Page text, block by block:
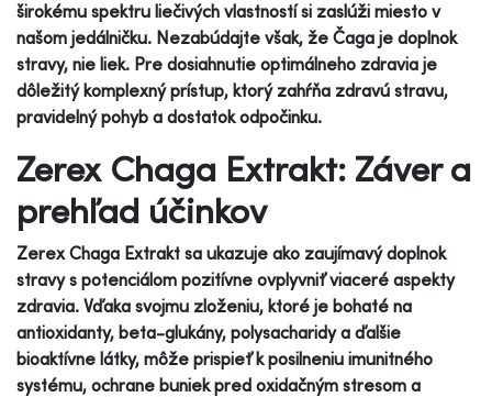
širokému spektru liečivých vlastností si zaslúži miesto v
našom jedálničku. Nezabúdajte však, že Čaga je doplnok
stravy, nie liek. Pre dosiahnutie optimálneho zdravia je
dôležitý komplexný prístup, ktorý zahŕňa zdravú stravu,
pravidelný pohyb a dostatok odpočinku.
Zerex Chaga Extrakt: Záver a
prehľad účinkov
Zerex Chaga Extrakt sa ukazuje ako zaujímavý doplnok
stravy s potenciálom pozitívne ovplyvniť viaceré aspekty
zdravia. Vďaka svojmu zloženiu, ktoré je bohaté na
antioxidanty, beta-glukány, polysacharidy a ďalšie
bioaktívne látky, môže prispieť k posilneniu imunitného
systému, ochrane buniek pred oxidačným stresom a